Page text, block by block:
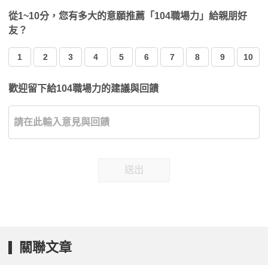
從1~10分，您有多大的意願推薦「104職場力」給親朋好
友？
1 2 3 4 5 6 7 8 9 10
歡迎留下給104職場力的建議與回饋
送出
關聯文章